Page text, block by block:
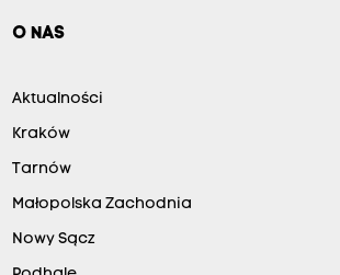
O NAS
Aktualności
Kraków
Tarnów
Małopolska Zachodnia
Nowy Sącz